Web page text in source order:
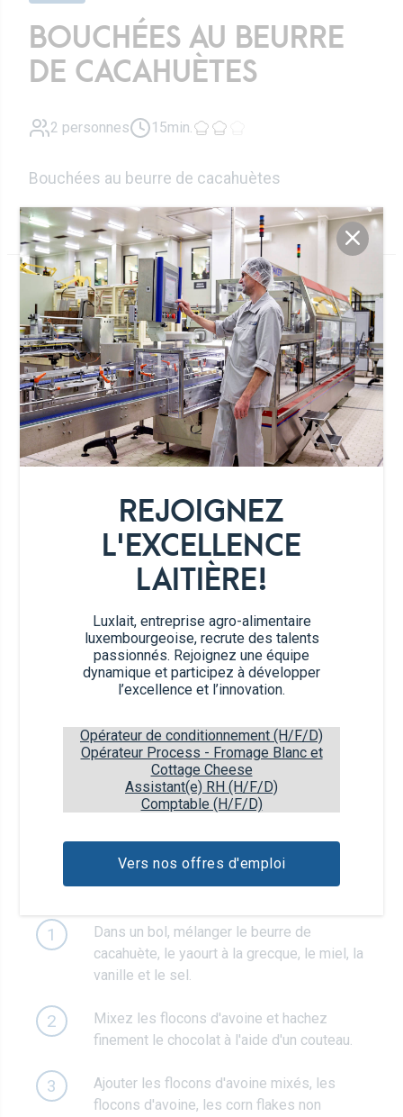
REJOIGNEZ
L'EXCELLENCE
LAITIÈRE!
Luxlait, entreprise agro-alimentaire
luxembourgeoise, recrute des talents
passionnés. Rejoignez une équipe
dynamique et participez à développer
l’excellence et l’innovation.
Opérateur de conditionnement (H/F/D)
Opérateur Process - Fromage Blanc et
Cottage Cheese
Assistant(e) RH (H/F/D)
Comptable (H/F/D)
Vers nos offres d'emploi
BOUCHÉES AU BEURRE
DE CACAHUÈTES
2 personnes 15min.
Bouchées au beurre de cacahuètes
Ingrédients
75g
Yaourt à la
grecque
75g de beurre de cacahuète 100%
de miel
1/2 c.à.c. d'extrait de vanille
de flocons d'avoine mixés
de corn flakes non sucrés
20g de chocolat au lait
1
Dans un bol, mélanger le beurre de
cacahuète, le yaourt à la grecque, le miel, la
vanille et le sel.
2
Mixez les flocons d'avoine et hachez
finement le chocolat à l'aide d'un couteau.
3
Ajouter les flocons d'avoine mixés, les
flocons d'avoine, les corn flakes non